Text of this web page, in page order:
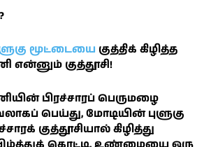
மூட்டையை குத்திக் கிழித்த
என்னும் குத்தூசி!
பிரச்சாரப் பெருமழை
பெய்து, மோடியின் புளுகு
குத்தூசியால் கிழித்து